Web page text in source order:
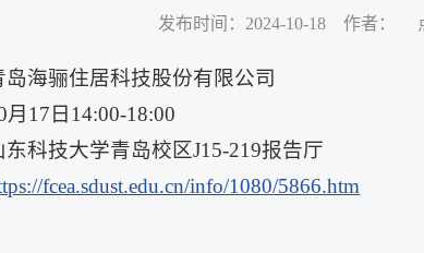
发布时间：2024-10-18 作者：
海骊住居科技股份有限公司
17日14:00-18:00
科技大学青岛校区J15-219报告厅
fcea.sdust.edu.cn/info/1080/5866.htm